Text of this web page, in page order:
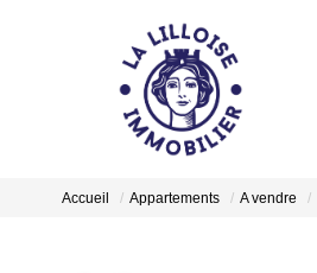
Accueil Appartements A vendre